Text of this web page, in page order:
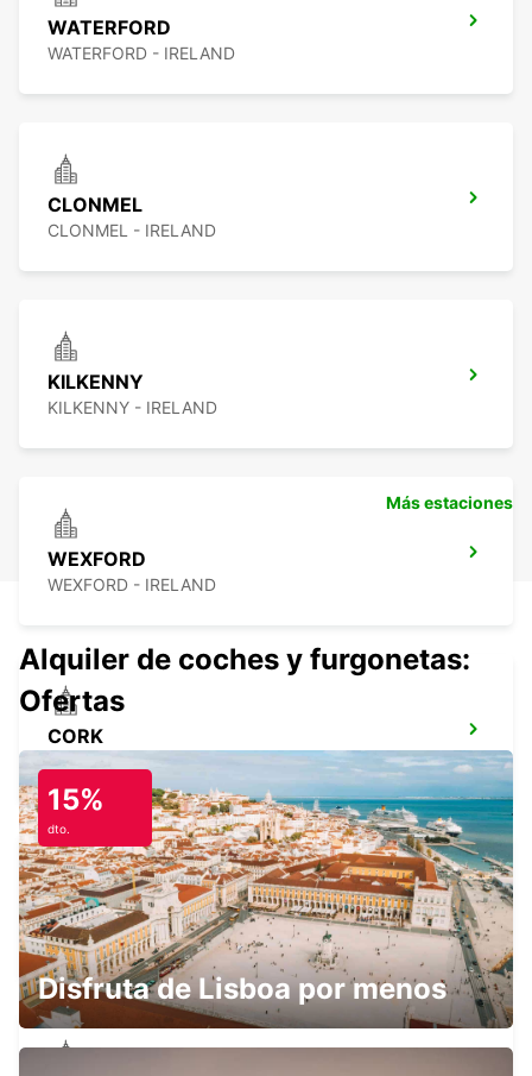
WATERFORD
WATERFORD - IRELAND
CLONMEL
CLONMEL - IRELAND
KILKENNY
KILKENNY - IRELAND
WEXFORD
WEXFORD - IRELAND
CORK
CORK - IRELAND
AEROPUERTO DE CORK
CORK - IRELAND
Más estaciones
Alquiler de coches y furgonetas:
Ofertas
15%
dto.
Disfruta de Lisboa por menos